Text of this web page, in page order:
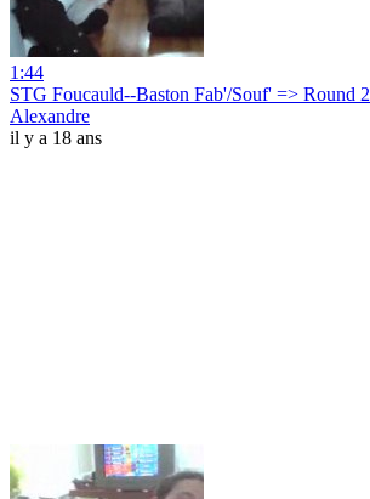
1:44
STG Foucauld--Baston Fab'/Souf' => Round 2
Alexandre
il y a 18 ans